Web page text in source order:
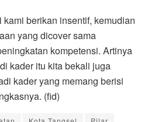
kami berikan insentif, kemudian
yang dicover sama
kompetensi. Artinya
kader itu kita bekali juga
kader yang memang berisi
(fid)